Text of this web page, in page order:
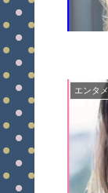
エンタメ